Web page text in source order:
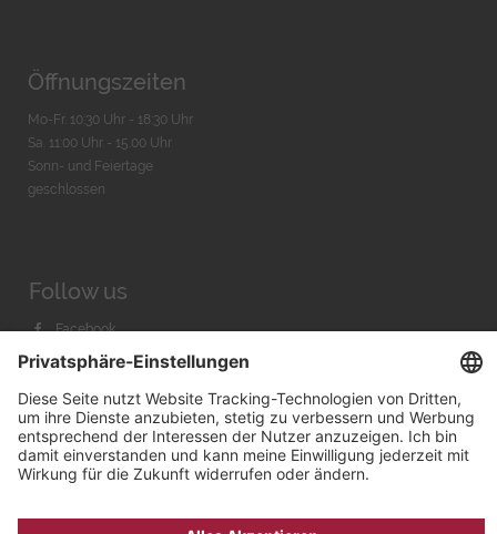
Öffnungszeiten
Mo-Fr. 10:30 Uhr - 18:30 Uhr
Sa. 11:00 Uhr - 15.00 Uhr
Sonn- und Feiertage
geschlossen
Follow us
Facebook
Instagram
Youtube